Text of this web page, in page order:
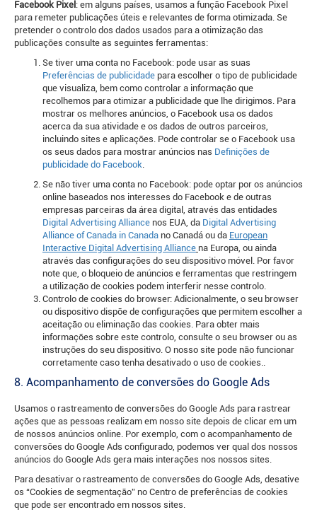
Facebook Pixel : em alguns países, usamos a função Facebook Pixel
para remeter publicações úteis e relevantes de forma otimizada. Se
pretender o controlo dos dados usados para a otimização das
publicações consulte as seguintes ferramentas:
Se tiver uma conta no Facebook: pode usar as suas
Preferências de publicidade para escolher o tipo de publicidade
que visualiza, bem como controlar a informação que
recolhemos para otimizar a publicidade que lhe dirigimos. Para
mostrar os melhores anúncios, o Facebook usa os dados
acerca da sua atividade e os dados de outros parceiros,
incluindo sites e aplicações. Pode controlar se o Facebook usa
os seus dados para mostrar anúncios nas Definições de
publicidade do Facebook.
Se não tiver uma conta no Facebook: pode optar por os anúncios
online baseados nos interesses do Facebook e de outras
empresas parceiras da área digital, através das entidades
Digital Advertising Alliance nos EUA, da Digital Advertising
Alliance of Canada in Canada no Canadá ou da European
Interactive Digital Advertising Alliance na Europa, ou ainda
através das configurações do seu dispositivo móvel. Por favor
note que, o bloqueio de anúncios e ferramentas que restringem
a utilização de cookies podem interferir nesse controlo.
Controlo de cookies do browser: Adicionalmente, o seu browser
ou dispositivo dispõe de configurações que permitem escolher a
aceitação ou eliminação das cookies. Para obter mais
informações sobre este controlo, consulte o seu browser ou as
instruções do seu dispositivo. O nosso site pode não funcionar
corretamente caso tenha desativado o uso de cookies..
8. Acompanhamento de conversões do Google Ads
Usamos o rastreamento de conversões do Google Ads para rastrear
ações que as pessoas realizam em nosso site depois de clicar em um
de nossos anúncios online. Por exemplo, com o acompanhamento de
conversões do Google Ads configurado, podemos ver qual dos nossos
anúncios do Google Ads gera mais interações nos nossos sites.
Para desativar o rastreamento de conversões do Google Ads, desative
os “Cookies de segmentação” no Centro de preferências de cookies
que pode ser encontrado em nossos sites.